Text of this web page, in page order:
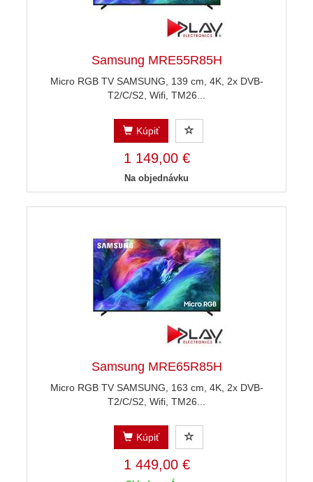
Samsung MRE55R85H
Micro RGB TV SAMSUNG, 139 cm, 4K, 2x DVB-
T2/C/S2, Wifi, TM26...
Kúpiť
1 149,00 €
Na objednávku
Samsung MRE65R85H
Micro RGB TV SAMSUNG, 163 cm, 4K, 2x DVB-
T2/C/S2, Wifi, TM26...
Kúpiť
1 449,00 €